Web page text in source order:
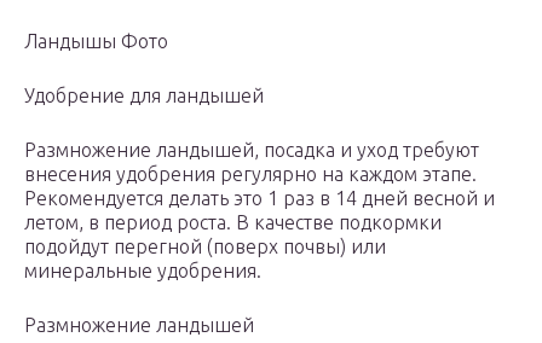
Ландышы Фото
Удобрение для ландышей
Размножение ландышей, посадка и уход требуют
внесения удобрения регулярно на каждом этапе.
Рекомендуется делать это 1 раз в 14 дней весной и
летом, в период роста. В качестве подкормки
подойдут перегной (поверх почвы) или
минеральные удобрения.
Размножение ландышей